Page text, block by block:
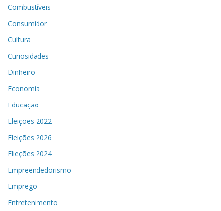
Combustíveis
Consumidor
Cultura
Curiosidades
Dinheiro
Economia
Educação
Eleições 2022
Eleições 2026
Elieções 2024
Empreendedorismo
Emprego
Entretenimento